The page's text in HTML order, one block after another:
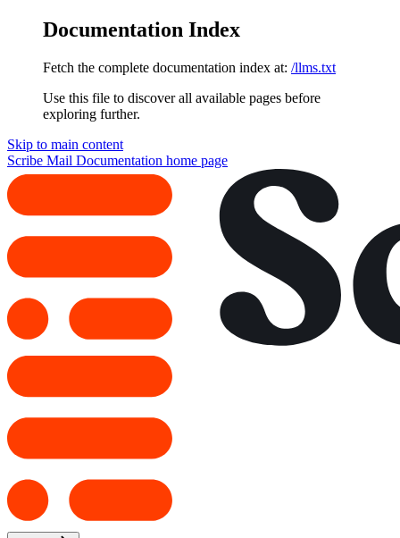
Documentation Index
Fetch the complete documentation index at: /llms.txt
Use this file to discover all available pages before
exploring further.
Skip to main content
Scribe Mail Documentation home page